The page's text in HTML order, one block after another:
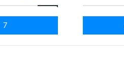
7